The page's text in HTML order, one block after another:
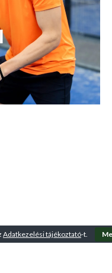
Adatkezelési tájékoztató-t.